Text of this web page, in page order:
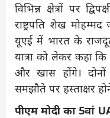
विभिन्न क्षेत्रों पर
राष्ट्रपति शेख
यूएई में भारत के राजदूत
यात्रा को लेकर कहा
और खास होंगे। दोनों
समझौते पर हस्ताक्षर
पीएम मोदी का 5वां